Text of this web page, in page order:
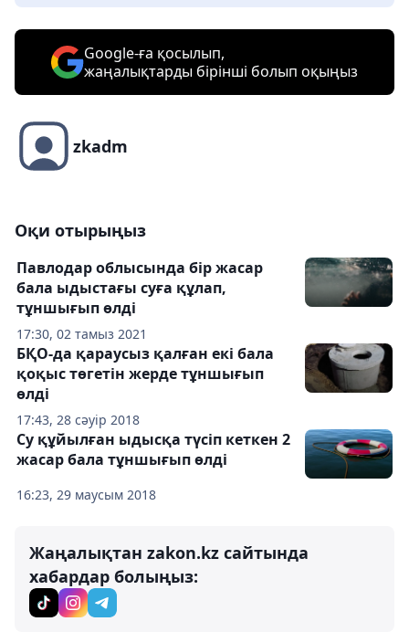
Google-ға қосылып,
жаңалықтарды бірінші болып оқыңыз
zkadm
Оқи отырыңыз
17:30, 02 тамыз 2021
Павлодар облысында бір жасар
бала ыдыстағы суға құлап,
тұншығып өлді
17:43, 28 сәуір 2018
БҚО-да қараусыз қалған екі бала
қоқыс төгетін жерде тұншығып
өлді
16:23, 29 маусым 2018
Су құйылған ыдысқа түсіп кеткен 2
жасар бала тұншығып өлді
Жаңалықтан zakon.kz сайтында
хабардар болыңыз: